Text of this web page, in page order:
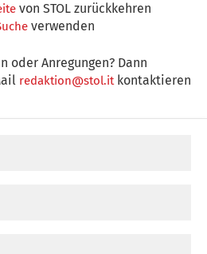
von STOL zurückkehren
verwenden
oder Anregungen? Dann
redaktion@stol.itkontaktieren